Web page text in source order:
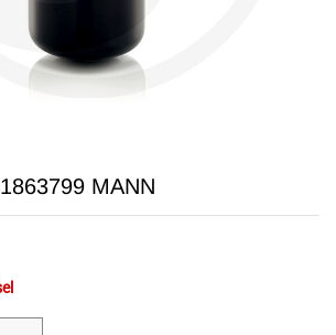
MANN